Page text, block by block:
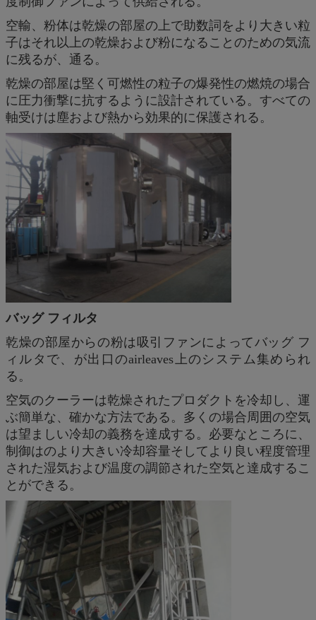
空輸、粉体は乾燥の部屋の上で助数詞をより大きい粒
子はそれ以上の乾燥および粉になることのための気流
に残るが、通る。
乾燥の部屋は堅く可燃性の粒子の爆発性の燃焼の場合
に圧力衝撃に抗するように設計されている。すべての
軸受けは塵および熱から効果的に保護される。
バッグ フィルタ
乾燥の部屋からの粉は吸引ファンによってバッグ フ
ィルタで、が出口のairleaves上のシステム集められ
る。
空気のクーラーは乾燥されたプロダクトを冷却し、運
ぶ簡単な、確かな方法である。多くの場合周囲の空気
は望ましい冷却の義務を達成する。必要なところに、
制御はのより大きい冷却容量そしてより良い程度管理
された湿気および温度の調節された空気と達成するこ
とができる。